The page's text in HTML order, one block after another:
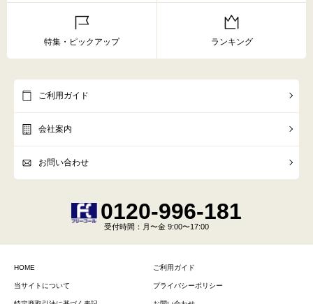
特集・ピックアップ ランキング
ご利用ガイド
会社案内
お問い合わせ
0120-996-181
受付時間 ：月〜金 9:00〜17:00
HOME ご利用ガイド
当サイトについて プライバシーポリシー